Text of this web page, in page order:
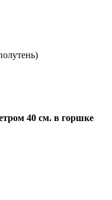
40 см. в горшке